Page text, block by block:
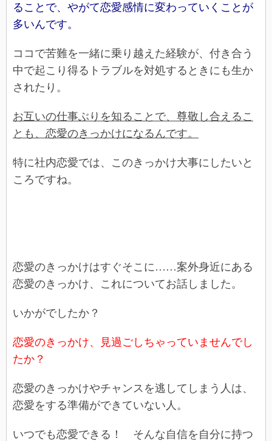
ることで、やがて恋愛感情に変わっていくことが
多いんです。
ココで苦難を一緒に乗り越えた経験が、付き合う
中で起こり得るトラブルを対処するときにも生か
されたり。
お互いの仕事ぶりを知ることで、尊敬し合えるこ
とも、恋愛のきっかけになるんです。
特に社内恋愛では、このきっかけ大事にしたいと
ころですね。
恋愛のきっかけはすぐそこに……案外身近にある
恋愛のきっかけ、これについてお話しました。
いかがでしたか？
恋愛のきっかけ、見過ごしちゃっていませんでし
たか？
恋愛のきっかけやチャンスを逃してしまう人は、
恋愛をする準備ができていない人。
いつでも恋愛できる！ そんな自信を自分に持つ